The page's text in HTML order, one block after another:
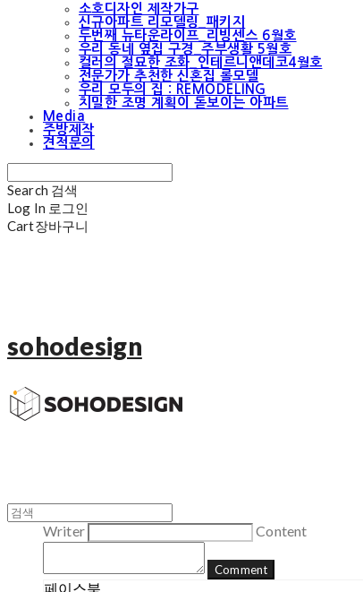
소호디자인 제작가구
신규아파트 리모델링_패키지
두번째 뉴타운라이프_리빙센스 6월호
우리 동네 옆집 구경_주부생활 5월호
컬러의 절묘한 조화_인테르니앤데코4월호
전문가가 추천한 신혼집 롤모델
우리 모두의 집 : REMODELING
치밀한 조명 계획이 돋보이는 아파트
Media
주방제작
견적문의
Search 검색
Log In 로그인
Cart장바구니
sohodesign
Writer Content
Comment
페이스북